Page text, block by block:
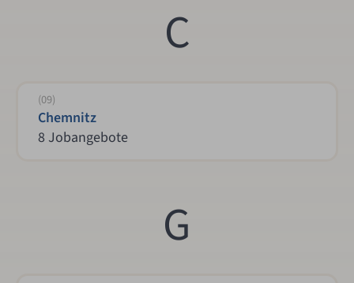
C
(09)
Chemnitz
8 Jobangebote
G